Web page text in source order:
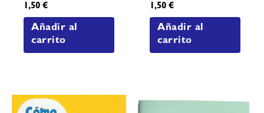
1,50€
Añadir al
carrito
1,50€
Añadir al
carrito